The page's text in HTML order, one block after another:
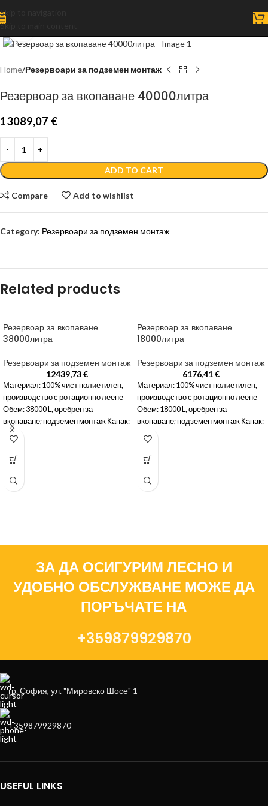
Skip to navigation
Skip to main content
Home Резервоари за подземен монтаж
Резервоар за вкопаване 40000литра
13089,07 €
ADD TO CART
Compare Add to wishlist
Category: Резервоари за подземен монтаж
Related products
Резервоар за вкопаване
38000литра
Резервоари за подземен монтаж
12439,73€
Материал: 100% чист полиетилен,
производство с ротационно леене
Обем: 38000 L, оребрен за
вкопаване; подземен монтаж Капак:
полиетиленов, водоплътен с
Резервоар за вкопаване
18000литра
Резервоари за подземен монтаж
6176,41€
Материал: 100% чист полиетилен,
производство с ротационно леене
Обем: 18000 L, оребрен за
вкопаване; подземен монтаж Капак:
полиетиленов, водоплътен с
ЗА ДА ОСИГУРИМ ЛЕСНО И
УДОБНО ОБСЛУЖВАНЕ МОЖЕ ДА
ПОРЪЧАТЕ НА
+359879929870
гр. София, ул. "Мировско Шосе" 1
+359879929870
USEFUL LINKS